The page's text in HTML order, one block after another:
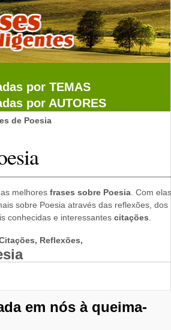
por TEMAS
por AUTORES
de Poesia
melhores frases sobre Poesia . Com elas
sobre Poesia através das reflexões, dos
conhecidas e interessantes citações
Reflexões,
em nós à queima-